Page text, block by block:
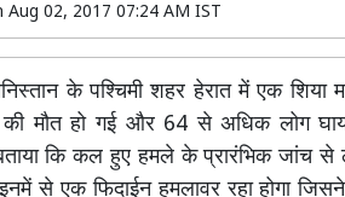
Aug 02, 2017 07:24 AM IST
के पश्चिमी शहर हेरात में एक
मौत हो गई और 64 से अधिक लोग
कि कल हुए हमले के प्रारंभिक जांच
से एक फिदाईन हमलावर रहा होगा